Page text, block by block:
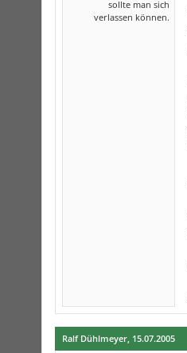
sollte man sich
verlassen können.
Ralf Dühlmeyer, 15.07.2005